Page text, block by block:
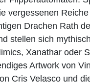
vergessenen
Drachen Rath
stellen sich
Xanathar oder
Artwork von
Cris Velasco und